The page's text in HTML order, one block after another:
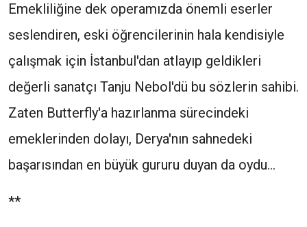
Emekliliğine dek operamızda önemli eserler
seslendiren, eski öğrencilerinin hala kendisiyle
çalışmak için İstanbul'dan atlayıp geldikleri
değerli sanatçı Tanju Nebol'dü bu sözlerin sahibi.
Zaten Butterfly'a hazırlanma sürecindeki
emeklerinden dolayı, Derya'nın sahnedeki
başarısından en büyük gururu duyan da oydu...
**